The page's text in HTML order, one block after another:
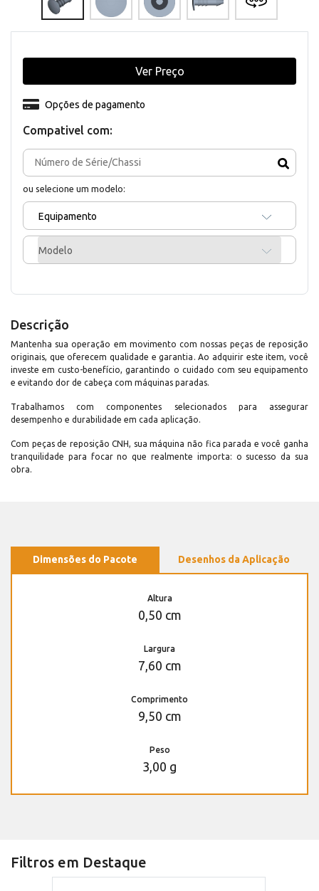
Compativel com:
ou selecione um modelo:
Equipamento
Modelo
Opções de pagamento
Ver Preço
Descrição
Mantenha sua operação em movimento com nossas peças de reposição
originais, que oferecem qualidade e garantia. Ao adquirir este item, você
investe em custo-benefício, garantindo o cuidado com seu equipamento
e evitando dor de cabeça com máquinas paradas.
Trabalhamos com componentes selecionados para assegurar
desempenho e durabilidade em cada aplicação.
Com peças de reposição CNH, sua máquina não fica parada e você ganha
tranquilidade para focar no que realmente importa: o sucesso da sua
obra.
Dimensões do Pacote Desenhos da Aplicação
Altura
0,50 cm
Largura
7,60 cm
Comprimento
9,50 cm
Peso
3,00 g
Filtros em Destaque